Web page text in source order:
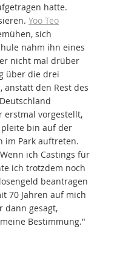
hatte.
Yoo Teo
sich
nahm ihn eines
nicht mal drüber
über die drei
anstatt den Rest des
erstmal vorgestellt,
bin auf der
im Park auftreten.
ich Castings für
ich trotzdem noch
beantragen
70 Jahren auf mich
dann gesagt,
Bestimmung."